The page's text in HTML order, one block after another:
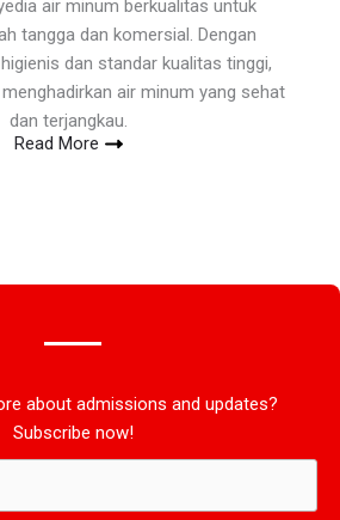
air minum berkualitas untuk
tangga dan komersial. Dengan
dan standar kualitas tinggi,
air minum yang sehat
dan terjangkau.
Read More
about admissions and updates?
Subscribe now!